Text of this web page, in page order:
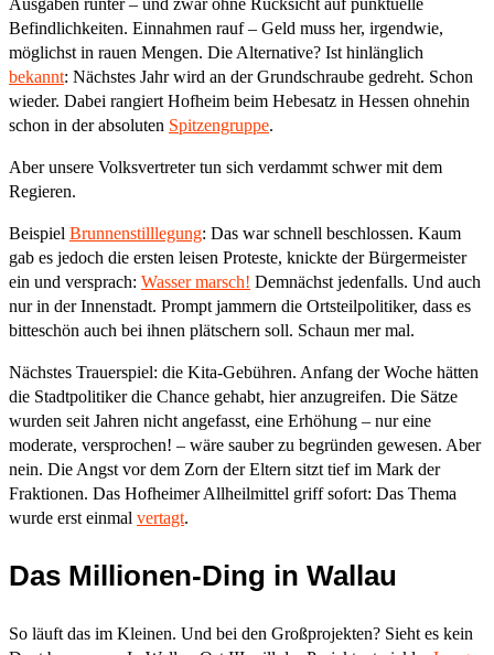
Befindlichkeiten. Einnahmen rauf – Geld muss her, irgendwie,
möglichst in rauen Mengen. Die Alternative? Ist hinlänglich
bekannt: Nächstes Jahr wird an der Grundschraube gedreht. Schon
wieder. Dabei rangiert Hofheim beim Hebesatz in Hessen ohnehin
schon in der absoluten Spitzengruppe.
Aber unsere Volksvertreter tun sich verdammt schwer mit dem
Regieren.
Beispiel Brunnenstilllegung: Das war schnell beschlossen. Kaum
gab es jedoch die ersten leisen Proteste, knickte der Bürgermeister
ein und versprach: Wasser marsch! Demnächst jedenfalls. Und auch
nur in der Innenstadt. Prompt jammern die Ortsteilpolitiker, dass es
bitteschön auch bei ihnen plätschern soll. Schaun mer mal.
Nächstes Trauerspiel: die Kita-Gebühren. Anfang der Woche hätten
die Stadtpolitiker die Chance gehabt, hier anzugreifen. Die Sätze
wurden seit Jahren nicht angefasst, eine Erhöhung – nur eine
moderate, versprochen! – wäre sauber zu begründen gewesen. Aber
nein. Die Angst vor dem Zorn der Eltern sitzt tief im Mark der
Fraktionen. Das Hofheimer Allheilmittel griff sofort: Das Thema
wurde erst einmal vertagt.
Das Millionen-Ding in Wallau
So läuft das im Kleinen. Und bei den Großprojekten? Sieht es kein